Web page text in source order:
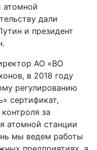
атомной
дали
и президент
АО «ВО
в 2018 году
регулированию
сертификат,
за
атомной станции
мы ведем работы